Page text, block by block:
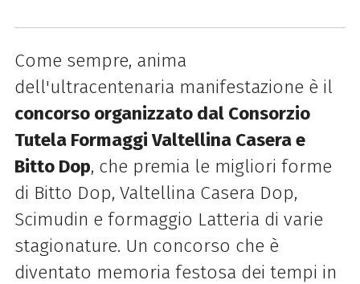
Come sempre, anima
dell'ultracentenaria manifestazione è il
concorso organizzato dal Consorzio
Tutela Formaggi Valtellina Casera e
Bitto Dop, che premia le migliori forme
di Bitto Dop, Valtellina Casera Dop,
Scimudin e formaggio Latteria di varie
stagionature. Un concorso che è
diventato memoria festosa dei tempi in